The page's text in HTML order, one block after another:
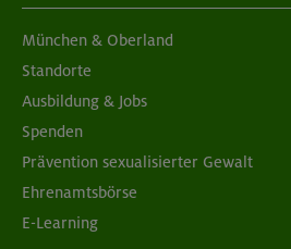
04./11.09.26
Grundkurs Klettern indoor
München
München & Oberland
Standorte
Ausbildung & Jobs
Spenden
Prävention sexualisierter Gewalt
Ehrenamtsbörse
E-Learning